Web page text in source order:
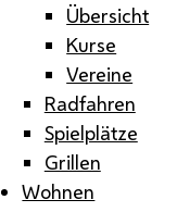
Übersicht
Kurse
Vereine
Radfahren
Spielplätze
Grillen
Wohnen